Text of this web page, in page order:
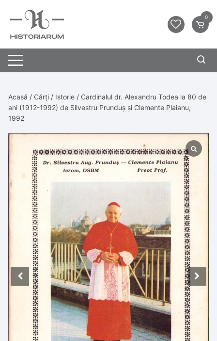
0
Acasă / Cărți / Istorie / Cardinalul dr. Alexandru Todea la 80 de
ani (1912-1992) de Silvestru Prunduș și Clemente Plaianu,
1992